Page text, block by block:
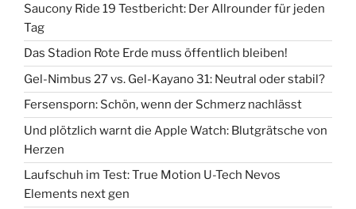
Saucony Ride 19 Testbericht: Der Allrounder für jeden
Tag
Das Stadion Rote Erde muss öffentlich bleiben!
Gel-Nimbus 27 vs. Gel-Kayano 31: Neutral oder stabil?
Fersensporn: Schön, wenn der Schmerz nachlässt
Und plötzlich warnt die Apple Watch: Blutgrätsche von
Herzen
Laufschuh im Test: True Motion U-Tech Nevos
Elements next gen